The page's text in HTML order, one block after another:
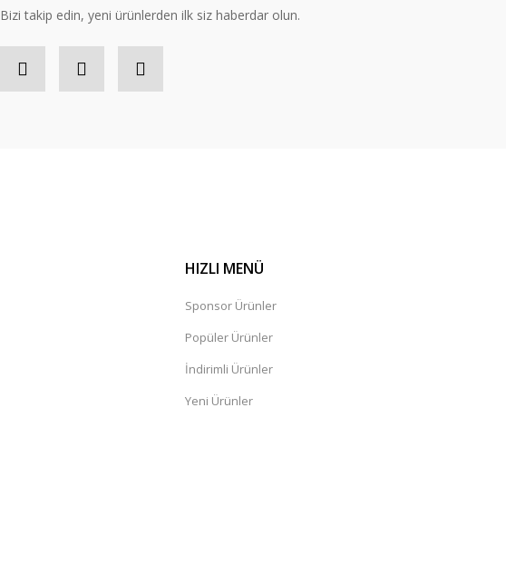
Bizi takip edin, yeni ürünlerden ilk siz haberdar olun.
HIZLI MENÜ
Sponsor Ürünler
Popüler Ürünler
İndirimli Ürünler
Yeni Ürünler